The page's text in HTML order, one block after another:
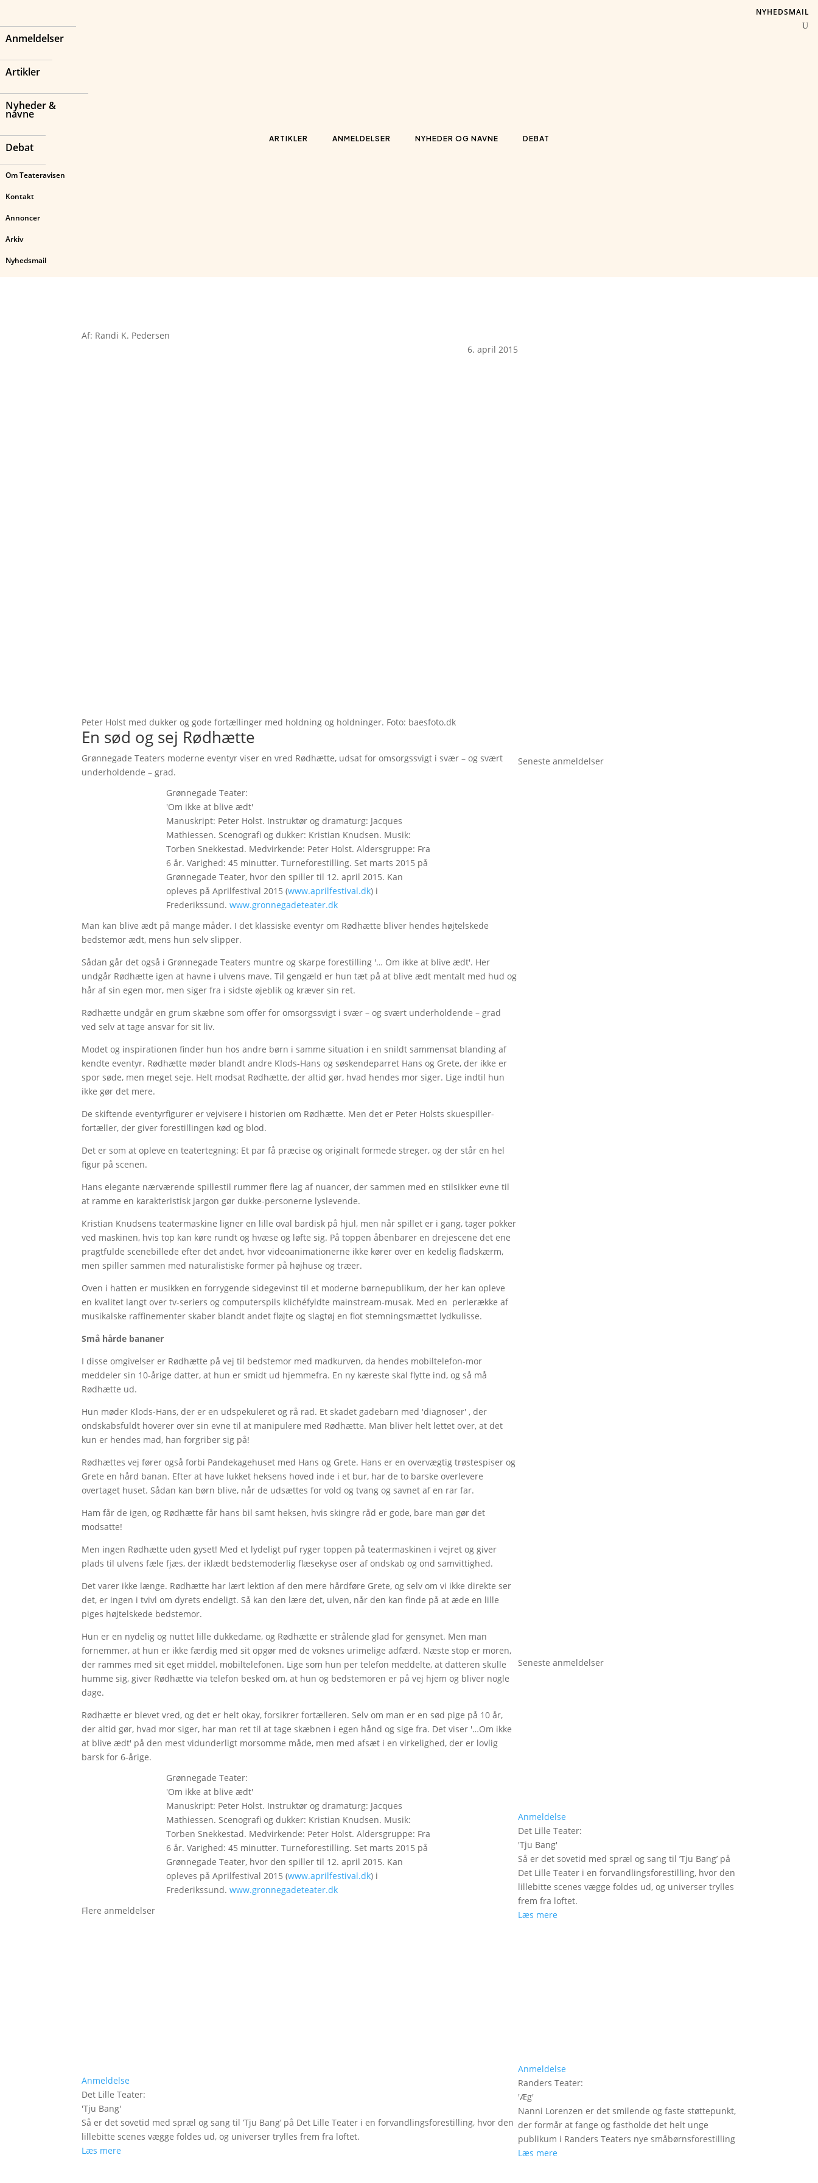
Anmeldelser
Artikler
Nyheder &
navne
Debat
Om Teateravisen
Kontakt
Annoncer
Arkiv
Nyhedsmail
ARTIKLER ANMELDELSER NYHEDER OG NAVNE DEBAT
NYHEDSMAIL
Af: Randi K. Pedersen
6. april 2015
Peter Holst med dukker og gode fortællinger med holdning og holdninger. Foto: baesfoto.dk
En sød og sej Rødhætte
Grønnegade Teaters moderne eventyr viser en vred Rødhætte, udsat for omsorgssvigt i svær – og svært
underholdende – grad.
Grønnegade Teater:
'Om ikke at blive ædt'
Manuskript: Peter Holst. Instruktør og dramaturg: Jacques
Mathiessen. Scenografi og dukker: Kristian Knudsen. Musik:
Torben Snekkestad. Medvirkende: Peter Holst. Aldersgruppe: Fra
6 år. Varighed: 45 minutter. Turneforestilling. Set marts 2015 på
Grønnegade Teater, hvor den spiller til 12. april 2015. Kan
opleves på Aprilfestival 2015 (www.aprilfestival.dk) i
Frederikssund. www.gronnegadeteater.dk
Man kan blive ædt på mange måder. I det klassiske eventyr om Rødhætte bliver hendes højtelskede
bedstemor ædt, mens hun selv slipper.
Sådan går det også i Grønnegade Teaters muntre og skarpe forestilling '… Om ikke at blive ædt'. Her
undgår Rødhætte igen at havne i ulvens mave. Til gengæld er hun tæt på at blive ædt mentalt med hud og
hår af sin egen mor, men siger fra i sidste øjeblik og kræver sin ret.
Rødhætte undgår en grum skæbne som offer for omsorgssvigt i svær – og svært underholdende – grad
ved selv at tage ansvar for sit liv.
Modet og inspirationen finder hun hos andre børn i samme situation i en snildt sammensat blanding af
kendte eventyr. Rødhætte møder blandt andre Klods-Hans og søskendeparret Hans og Grete, der ikke er
spor søde, men meget seje. Helt modsat Rødhætte, der altid gør, hvad hendes mor siger. Lige indtil hun
ikke gør det mere.
De skiftende eventyrfigurer er vejvisere i historien om Rødhætte. Men det er Peter Holsts skuespiller-
fortæller, der giver forestillingen kød og blod.
Det er som at opleve en teatertegning: Et par få præcise og originalt formede streger, og der står en hel
figur på scenen.
Hans elegante nærværende spillestil rummer flere lag af nuancer, der sammen med en stilsikker evne til
at ramme en karakteristisk jargon gør dukke-personerne lyslevende.
Kristian Knudsens teatermaskine ligner en lille oval bardisk på hjul, men når spillet er i gang, tager pokker
ved maskinen, hvis top kan køre rundt og hvæse og løfte sig. På toppen åbenbarer en drejescene det ene
pragtfulde scenebillede efter det andet, hvor videoanimationerne ikke kører over en kedelig fladskærm,
men spiller sammen med naturalistiske former på højhuse og træer.
Oven i hatten er musikken en forrygende sidegevinst til et moderne børnepublikum, der her kan opleve
en kvalitet langt over tv-seriers og computerspils klichéfyldte mainstream-musak. Med en perlerække af
musikalske raffinementer skaber blandt andet fløjte og slagtøj en flot stemningsmættet lydkulisse.
Små hårde bananer
I disse omgivelser er Rødhætte på vej til bedstemor med madkurven, da hendes mobiltelefon-mor
meddeler sin 10-årige datter, at hun er smidt ud hjemmefra. En ny kæreste skal flytte ind, og så må
Rødhætte ud.
Hun møder Klods-Hans, der er en udspekuleret og rå rad. Et skadet gadebarn med 'diagnoser' , der
ondskabsfuldt hoverer over sin evne til at manipulere med Rødhætte. Man bliver helt lettet over, at det
kun er hendes mad, han forgriber sig på!
Rødhættes vej fører også forbi Pandekagehuset med Hans og Grete. Hans er en overvægtig trøstespiser og
Grete en hård banan. Efter at have lukket heksens hoved inde i et bur, har de to barske overlevere
overtaget huset. Sådan kan børn blive, når de udsættes for vold og tvang og savnet af en rar far.
Ham får de igen, og Rødhætte får hans bil samt heksen, hvis skingre råd er gode, bare man gør det
modsatte!
Men ingen Rødhætte uden gyset! Med et lydeligt puf ryger toppen på teatermaskinen i vejret og giver
plads til ulvens fæle fjæs, der iklædt bedstemoderlig flæsekyse oser af ondskab og ond samvittighed.
Det varer ikke længe. Rødhætte har lært lektion af den mere hårdføre Grete, og selv om vi ikke direkte ser
det, er ingen i tvivl om dyrets endeligt. Så kan den lære det, ulven, når den kan finde på at æde en lille
piges højtelskede bedstemor.
Hun er en nydelig og nuttet lille dukkedame, og Rødhætte er strålende glad for gensynet. Men man
fornemmer, at hun er ikke færdig med sit opgør med de voksnes urimelige adfærd. Næste stop er moren,
der rammes med sit eget middel, mobiltelefonen. Lige som hun per telefon meddelte, at datteren skulle
humme sig, giver Rødhætte via telefon besked om, at hun og bedstemoren er på vej hjem og bliver nogle
dage.
Rødhætte er blevet vred, og det er helt okay, forsikrer fortælleren. Selv om man er en sød pige på 10 år,
der altid gør, hvad mor siger, har man ret til at tage skæbnen i egen hånd og sige fra. Det viser '…Om ikke
at blive ædt' på den mest vidunderligt morsomme måde, men med afsæt i en virkelighed, der er lovlig
barsk for 6-årige.
Grønnegade Teater:
'Om ikke at blive ædt'
Manuskript: Peter Holst. Instruktør og dramaturg: Jacques
Mathiessen. Scenografi og dukker: Kristian Knudsen. Musik:
Torben Snekkestad. Medvirkende: Peter Holst. Aldersgruppe: Fra
6 år. Varighed: 45 minutter. Turneforestilling. Set marts 2015 på
Grønnegade Teater, hvor den spiller til 12. april 2015. Kan
opleves på Aprilfestival 2015 (www.aprilfestival.dk) i
Frederikssund. www.gronnegadeteater.dk
Flere anmeldelser
Anmeldelse
Det Lille Teater:
'Tju Bang'
Så er det sovetid med spræl og sang til ’Tju Bang’ på Det Lille Teater i en forvandlingsforestilling, hvor den
lillebitte scenes vægge foldes ud, og universer trylles frem fra loftet.
Læs mere
Seneste anmeldelser
Seneste anmeldelser
Anmeldelse
Det Lille Teater:
'Tju Bang'
Så er det sovetid med spræl og sang til ’Tju Bang’ på
Det Lille Teater i en forvandlingsforestilling, hvor den
lillebitte scenes vægge foldes ud, og universer trylles
frem fra loftet.
Læs mere
Anmeldelse
Randers Teater:
'Æg'
Nanni Lorenzen er det smilende og faste støttepunkt,
der formår at fange og fastholde det helt unge
publikum i Randers Teaters nye småbørnsforestilling
Læs mere